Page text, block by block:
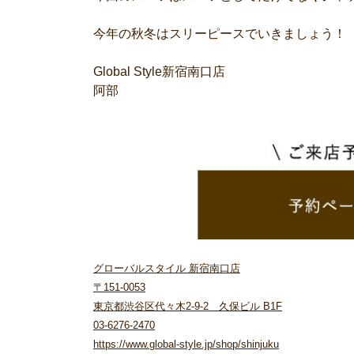
今年の秋冬はスリーピースでいきましょう！
Global Style新宿南口店
阿部
グローバルスタイル 新宿南口店
〒151-0053
東京都渋谷区代々木2-9-2 久保ビル B1F
03-6276-2470
https://www.global-style.jp/shop/shinjuku